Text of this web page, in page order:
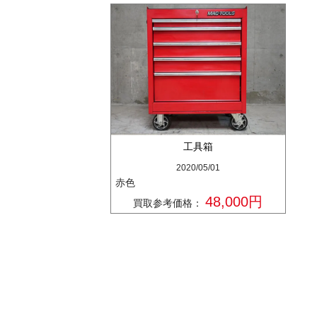
工具箱
2020/05/01
赤色
買取参考価格：48,000円